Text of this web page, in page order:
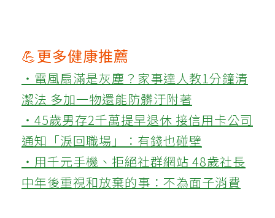
💪更多健康推薦
‧電風扇滿是灰塵？家事達人教1分鐘清
潔法 多加一物還能防髒汙附著
‧45歲男存2千萬提早退休 接信用卡公司
通知「淚回職場」：有錢也碰壁
‧用千元手機、拒絕社群網站 48歲社長
中年後重視和放棄的事：不為面子消費